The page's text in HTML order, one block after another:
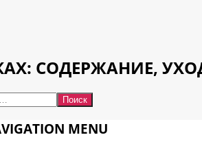
СОДЕРЖАНИЕ,
MENU